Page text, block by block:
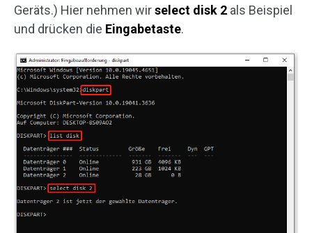
Geräts.) Hier nehmen wirselect disk 2 als Beispiel
und drücken die Eingabetaste.